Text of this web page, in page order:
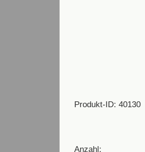
Produkt-ID: 40130
Anzahl: